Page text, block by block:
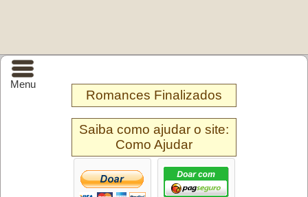
Menu
Romances Finalizados
Saiba como ajudar o site:
Como Ajudar